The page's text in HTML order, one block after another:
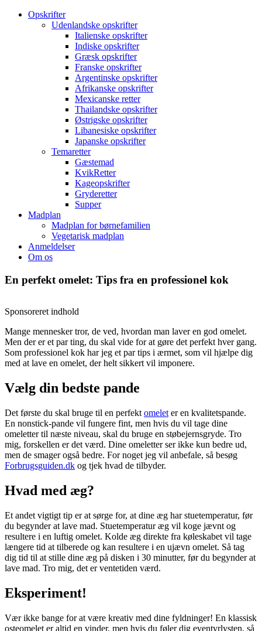
Opskrifter
Udenlandske opskrifter
Italienske opskrifter
Indiske opskrifter
Græsk opskrifter
Franske opskrifter
Argentinske opskrifter
Afrikanske opskrifter
Mexicanske retter
Thailandske opskrifter
Østrigske opskrifter
Libanesiske opskrifter
Japanske opskrifter
Temaretter
Gæstemad
KvikRetter
Kageopskrifter
Gryderetter
Supper
Madplan
Madplan for børnefamilien
Vegetarisk madplan
Anmeldelser
Om os
En perfekt omelet: Tips fra en professionel kok
Sponsoreret indhold
Mange mennesker tror, ​​de ved, hvordan man laver en god omelet.
Men der er et par ting, du skal vide for at gøre det perfekt hver gang.
Som professionel kok har jeg et par tips i ærmet, som vil hjælpe dig
med at lave en omelet, der helt sikkert vil imponere.
Vælg din bedste pande
Det første du skal bruge til en perfekt omelet er en kvalitetspande.
En nonstick-pande vil fungere fint, men hvis du vil tage dine
omeletter til næste niveau, skal du bruge en støbejernsgryde. Tro
mig, forskellen er det værd. Dine omeletter ser ikke kun bedre ud,
men de smager også bedre. For noget jeg vil anbefale, så besøg
Forbrugsguiden.dk og tjek hvad de tilbyder.
Hvad med æg?
Et andet vigtigt tip er at sørge for, at dine æg har stuetemperatur, før
du begynder at lave mad. Stuetemperatur æg vil koge jævnt og
resultere i en luftig omelet. Kolde æg direkte fra køleskabet vil tage
længere tid at tilberede og kan resultere i en ujævn omelet. Så tag
dig tid til at stille dine æg på disken i 30 minutter, før du begynder at
lave mad. Tro mig, det er ventetiden værd.
Eksperiment!
Vær ikke bange for at være kreativ med dine fyldninger! En klassisk
osteomelet er altid en vinder, men hvis du føler dig eventyrlysten, så